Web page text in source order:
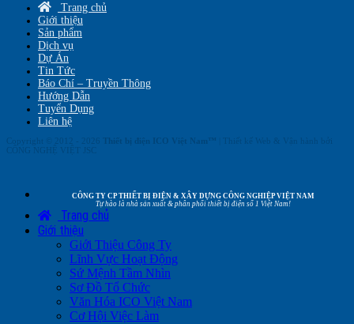
Trang chủ
Giới thiệu
Sản phẩm
Dịch vụ
Dự Án
Tin Tức
Báo Chí – Truyền Thông
Hướng Dẫn
Tuyển Dụng
Liên hệ
Copyright © 2012 - 2026 Thiết bị điện ICO Việt Nam™ | Thiết kế Web & Vận hành bởi
CÔNG NGHỆ VIỆT JSC
CÔNG TY CP THIẾT BỊ ĐIỆN & XÂY DỰNG CÔNG NGHIỆP VIỆT NAM
Tự hào là nhà sản xuất & phân phối thiết bị điện số 1 Việt Nam!
Trang chủ
Giới thiệu
Giới Thiệu Công Ty
Lĩnh Vực Hoạt Động
Sứ Mệnh Tầm Nhìn
Sơ Đồ Tổ Chức
Văn Hóa ICO Việt Nam
Cơ Hội Việc Làm